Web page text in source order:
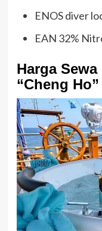
ENOS diver
EAN 32%
Harga
“Cheng Ho”